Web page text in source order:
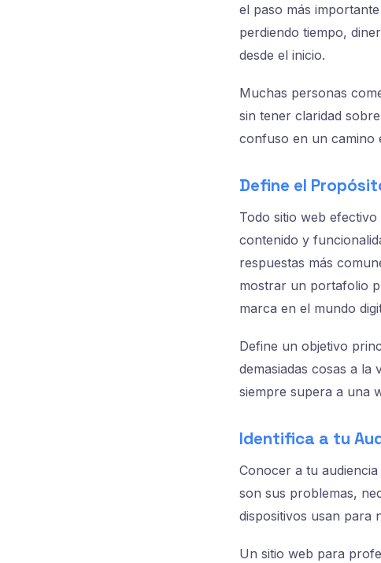
el paso más
perdiendo tiempo,
desde el inicio.
Muchas personas
sin tener claridad
confuso en un camino
Define el
Todo sitio web efectivo
contenido y
respuestas más
mostrar un portafolio
marca en el mundo
Define un objetivo
demasiadas cosas a
siempre supera a una
Identifica a tu
Conocer a tu
son sus problemas,
dispositivos usan para
Un sitio web para